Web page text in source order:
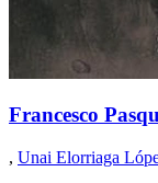
Francesco
, Unai Elorriaga